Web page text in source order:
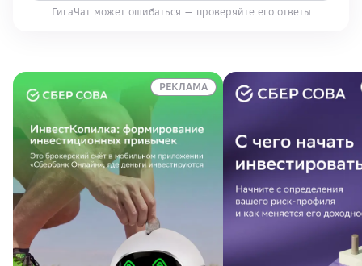
ГигаЧат может ошибаться — проверяйте его ответы
РЕКЛАМА